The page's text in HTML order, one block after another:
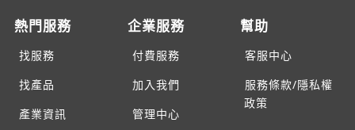
熱門服務
找服務
找產品
產業資訊
企業服務
付費服務
加入我們
管理中心
幫助
客服中心
服務條款/隱私權
政策